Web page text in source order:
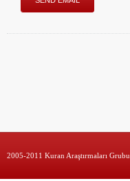
2005-2011 Kuran Araştırmaları Grubu